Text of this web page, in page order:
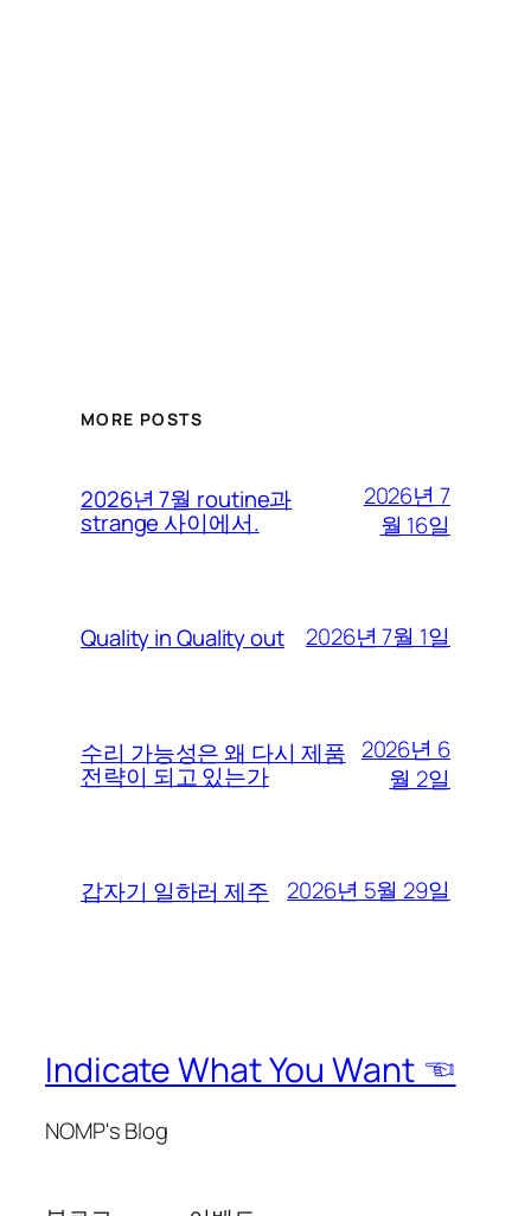
MORE POSTS
2026년 7월 routine과
strange 사이에서.
2026년 7
월 16일
Quality in Quality out 2026년 7월 1일
수리 가능성은 왜 다시 제품
전략이 되고 있는가
2026년 6
월 2일
갑자기 일하러 제주 2026년 5월 29일
Indicate What You Want ☜
NOMP's Blog